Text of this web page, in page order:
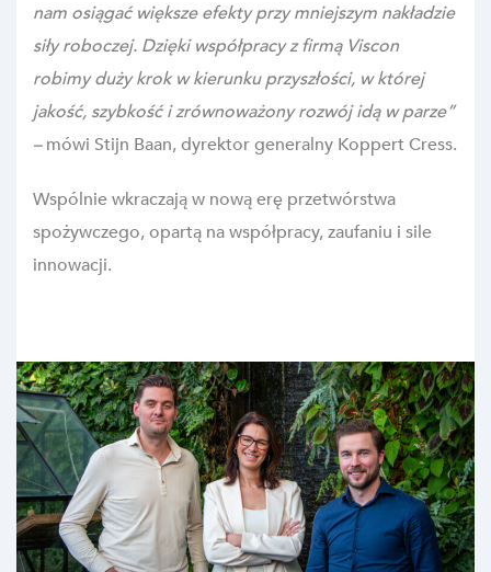
nam osiągać większe efekty przy mniejszym nakładzie
siły roboczej. Dzięki współpracy z firmą Viscon
robimy duży krok w kierunku przyszłości, w której
jakość, szybkość i zrównoważony rozwój idą w parze”
–mówi Stijn Baan, dyrektor generalny Koppert Cress.
Wspólnie wkraczają w nową erę przetwórstwa
spożywczego, opartą na współpracy, zaufaniu i sile
innowacji.